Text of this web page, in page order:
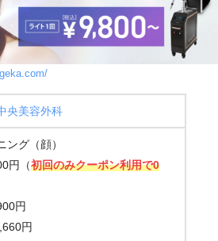
Googleマップ口コミ
央美容外科
ング（顔）
円（初回のみクーポン利用で0
円
円